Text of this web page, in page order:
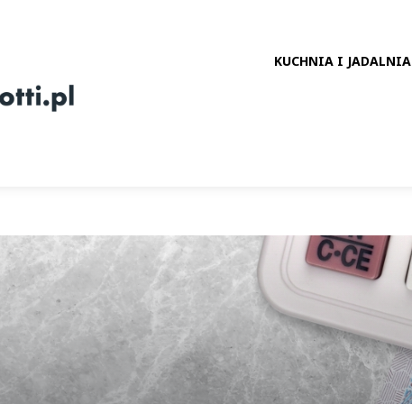
KUCHNIA I JADALNIA